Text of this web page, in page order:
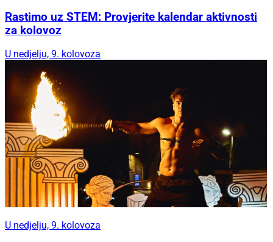
Rastimo uz STEM: Provjerite kalendar aktivnosti
za kolovoz
U nedjelju, 9. kolovoza
U nedjelju, 9. kolovoza